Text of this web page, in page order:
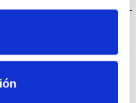
780lm